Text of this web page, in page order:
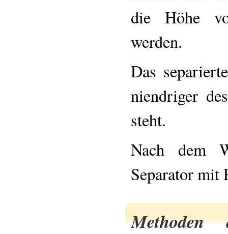
die Höhe
werden.
Das
niendriger
steht.
Nach dem
Separator mit